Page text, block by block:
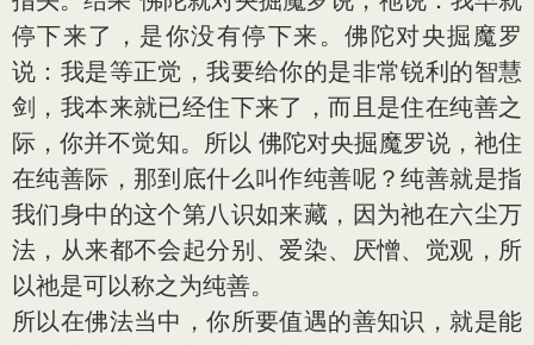
停下来了，是你没有停下来。佛陀对央掘魔罗
说：我是等正觉，我要给你的是非常锐利的智慧
剑，我本来就已经住下来了，而且是住在纯善之
际，你并不觉知。所以 佛陀对央掘魔罗说，祂住
在纯善际，那到底什么叫作纯善呢？纯善就是指
我们身中的这个第八识如来藏，因为祂在六尘万
法，从来都不会起分别、爱染、厌憎、觉观，所
以祂是可以称之为纯善。
所以在佛法当中，你所要值遇的善知识，就是能